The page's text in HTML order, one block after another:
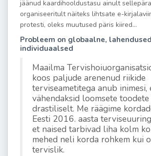
jäänud kaardihooldustasu ainult
organiseeritult näiteks lihtsate e-
protesti, oleks muutused päris kiired…
Probleem on globaalne, lahendused
individuaalsed
Maailma
koos paljude arenenud riikide
terviseametitega anub inimesi,
vähendaksid loomsete
drastiliselt. Me räägime
Eesti 2016. aasta
et naised tarbivad liha kolm
mehed neli korda rohkem kui
tervislik.